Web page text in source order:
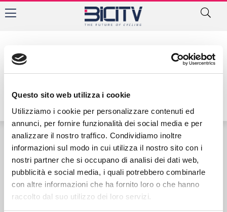
Questo sito web utilizza i cookie
Utilizziamo i cookie per personalizzare contenuti ed
annunci, per fornire funzionalità dei social media e per
analizzare il nostro traffico. Condividiamo inoltre
informazioni sul modo in cui utilizza il nostro sito con i
nostri partner che si occupano di analisi dei dati web,
pubblicità e social media, i quali potrebbero combinarle
con altre informazioni che ha fornito loro o che hanno
raccolto dal suo utilizzo dei loro servizi.
Tag: Nicol Bertolini
Contatti Privacy Policy Cookie Policy